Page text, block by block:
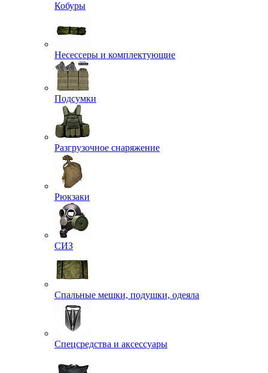
Кобуры
Несессеры и комплектующие
Подсумки
Разгрузочное снаряжение
Рюкзаки
СИЗ
Спальные мешки, подушки, одеяла
Спецсредства и аксессуары